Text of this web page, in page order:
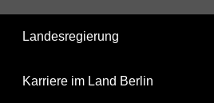
Landesregierung
Karriere im Land Berlin